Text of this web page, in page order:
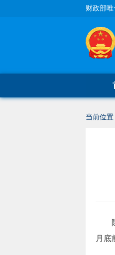
财政部
当前位置
陕
月底